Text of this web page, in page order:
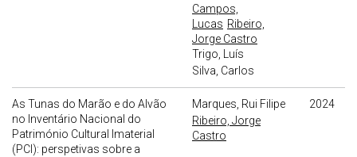
Campos,
Lucas Ribeiro,
Jorge Castro
Trigo, Luís
Silva, Carlos
As Tunas do Marão e do Alvão
no Inventário Nacional do
Património Cultural Imaterial
(PCI): perspetivas sobre a
Marques, Rui Filipe
Ribeiro, Jorge
Castro
2024